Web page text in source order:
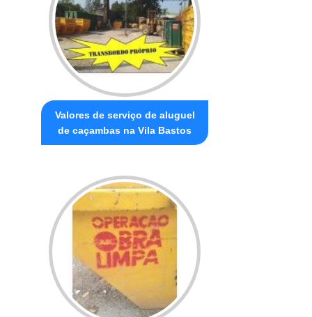
Valores de serviço de aluguel
de caçambas na Vila Bastos